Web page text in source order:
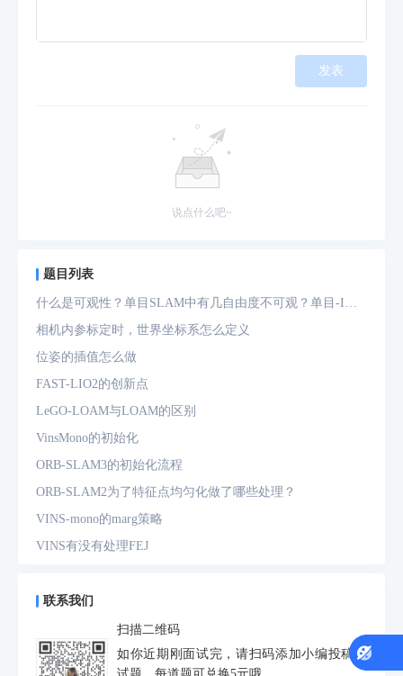
发表
说点什么吧~
题目列表
什么是可观性？单目SLAM中有几自由度不可观？单目-IMU
系统中有几自由度不可观？
相机内参标定时，世界坐标系怎么定义
位姿的插值怎么做
FAST-LIO2的创新点
LeGO-LOAM与LOAM的区别
VinsMono的初始化
ORB-SLAM3的初始化流程
ORB-SLAM2为了特征点均匀化做了哪些处理？
VINS-mono的marg策略
VINS有没有处理FEJ
预积分中的bias如何处理
为什么要进行预积分
IMU测量方程是什么？噪声模型是什么？
联系我们
扫描二维码
如你近期刚面试完，请扫码添加小编投稿面